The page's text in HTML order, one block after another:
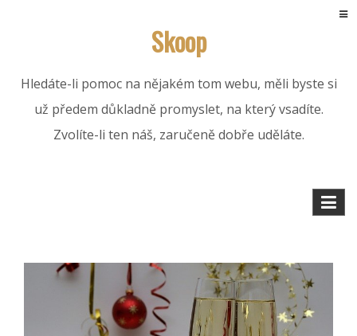
Skoop
Hledáte-li pomoc na nějakém tom webu, měli byste si
už předem důkladně promyslet, na který vsadíte.
Zvolíte-li ten náš, zaručeně dobře uděláte.